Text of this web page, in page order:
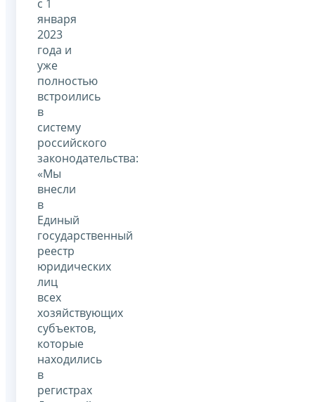
с 1
января
2023
года и
уже
полностью
встроились
в
систему
российского
законодательства:
«Мы
внесли
в
Единый
государственный
реестр
юридических
лиц
всех
хозяйствующих
субъектов,
которые
находились
в
регистрах